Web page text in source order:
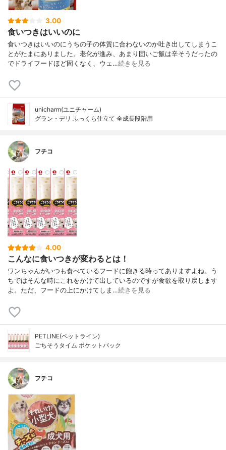
3.00
食いつきはいいのに
食いつきはいいのにうちの子の体質に合わないのか吐き出してしまうこ
とがたまにありました。老化が進み、あまり固いご飯は辛そうだったの
でドライフードほど固くなく、ウェ…続きを見る
unicharm(ユニチャーム)
グラン・デリ ふっくら仕立て 全成長段階用
フチコ
4.00
こんなに食いつきが変わるとは！
ワンちゃんがいつも食べているフードに飽きる時ってありますよね。う
ちではそんな時にこれをかけて出しているのですが食欲を取り戻します
よ。ただ、フードの上にかけてしま…続きを見る
PETLINE(ペットライン)
ごちそうタイム ポケットパック
フチコ